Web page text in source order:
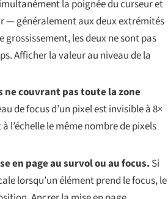
la poignée du curseur et
— généralement aux deux extrémités
grossissement, les deux ne sont pas
Afficher la valeur au niveau de la
ne couvrant pas toute la zone
de focus d’un pixel est invisible à 8×
l’échelle le même nombre de pixels
en page au survol ou au focus. Si
lorsqu’un élément prend le focus, le